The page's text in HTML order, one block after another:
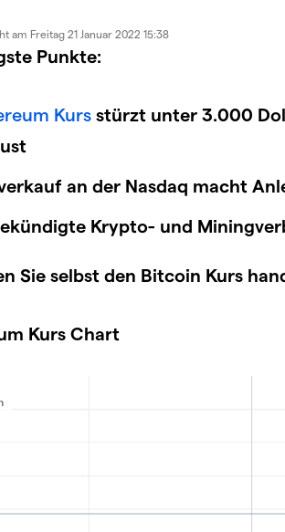
am Freitag 21 Januar 2022 15:38
Punkte:
Kurs stürzt unter 3.000
an der Nasdaq macht
Krypto- und
Sie selbst den Bitcoin Kurs
Kurs Chart